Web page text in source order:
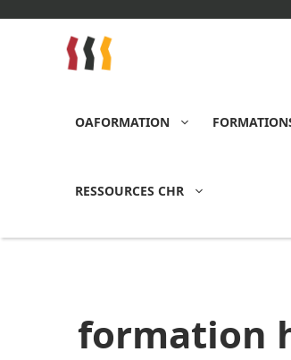
OAFORMATION
RESSOURCES CHR
formation